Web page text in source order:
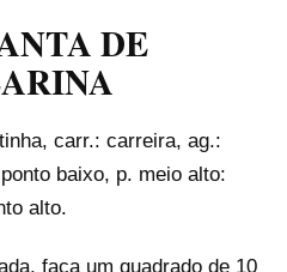
DE
carr.: carreira, ag.:
baixo, p. meio alto:
alto.
faça um quadrado de 10